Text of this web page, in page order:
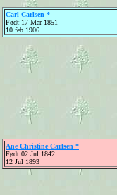
Carl Carlsen *
Født:17 Mar 1851
10 feb 1906
Ane Christine Carlsen *
Født:02 Jul 1842
12 Jul 1893